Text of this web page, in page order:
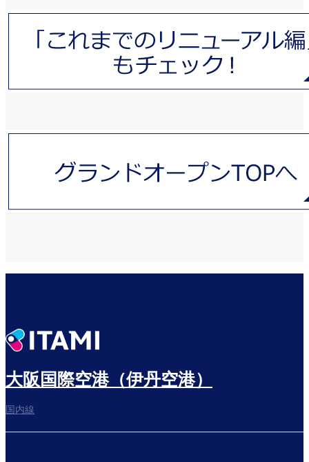
大阪国際空港（伊丹空港）
国内線